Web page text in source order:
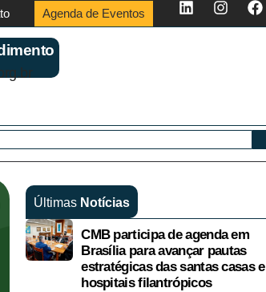
Agenda de Eventos
Últimas Notícias
CMB participa de agenda em
Brasília para avançar pautas
estratégicas das santas casas e
hospitais filantrópicos